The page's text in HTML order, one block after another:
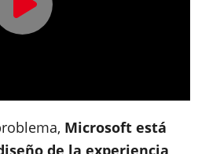
Microsoft está
de la experiencia